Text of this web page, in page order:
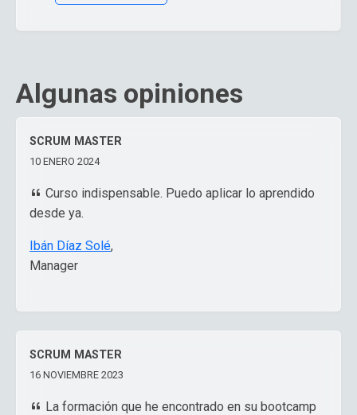
Algunas opiniones
SCRUM MASTER
10 ENERO 2024
Curso indispensable. Puedo aplicar lo aprendido
desde ya.
Ibán Díaz Solé,
Manager
SCRUM MASTER
16 NOVIEMBRE 2023
La formación que he encontrado en su bootcamp